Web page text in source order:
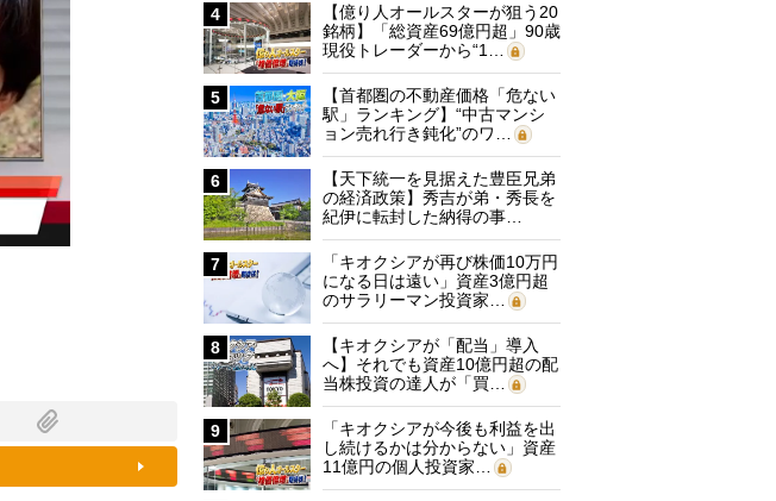
4
【億り人オールスターが狙う20
銘柄】「総資産69億円超」90歳
現役トレーダーから“1…
5
【首都圏の不動産価格「危ない
駅」ランキング】“中古マンシ
ョン売れ行き鈍化”のワ…
6
【天下統一を見据えた豊臣兄弟
の経済政策】秀吉が弟・秀長を
紀伊に転封した納得の事…
7
「キオクシアが再び株価10万円
になる日は遠い」資産3億円超
のサラリーマン投資家…
8
【キオクシアが「配当」導入
へ】それでも資産10億円超の配
当株投資の達人が「買…
9
「キオクシアが今後も利益を出
し続けるかは分からない」資産
11億円の個人投資家…